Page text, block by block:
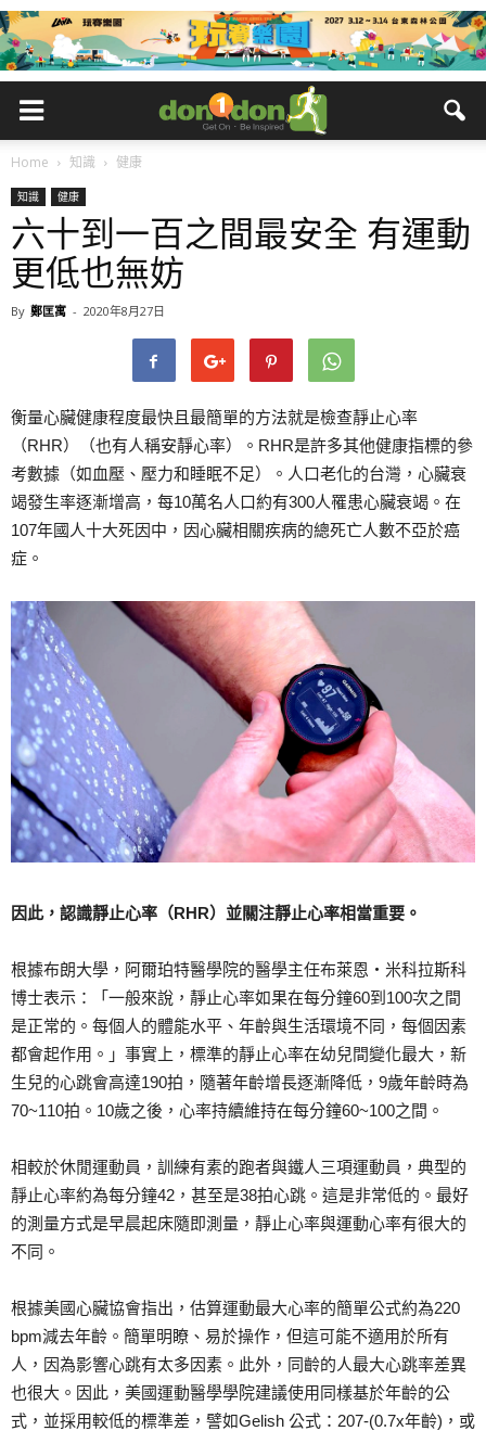
Home 知識 健康
知識 健康
六十到一百之間最安全 有運動
更低也無妨
By 鄭匡寓 - 2020年8月27日
衡量心臟健康程度最快且最簡單的方法就是檢查靜止心率
（RHR）（也有人稱安靜心率）。RHR是許多其他健康指標的參
考數據（如血壓、壓力和睡眠不足）。人口老化的台灣，心臟衰
竭發生率逐漸增高，每10萬名人口約有300人罹患心臟衰竭。在
107年國人十大死因中，因心臟相關疾病的總死亡人數不亞於癌
症。
因此，認識靜止心率（RHR）並關注靜止心率相當重要。
根據布朗大學，阿爾珀特醫學院的醫學主任布萊恩‧米科拉斯科
博士表示：「一般來說，靜止心率如果在每分鐘60到100次之間
是正常的。每個人的體能水平、年齡與生活環境不同，每個因素
都會起作用。」事實上，標準的靜止心率在幼兒間變化最大，新
生兒的心跳會高達190拍，隨著年齡增長逐漸降低，9歲年齡時為
70~110拍。10歲之後，心率持續維持在每分鐘60~100之間。
相較於休閒運動員，訓練有素的跑者與鐵人三項運動員，典型的
靜止心率約為每分鐘42，甚至是38拍心跳。這是非常低的。最好
的測量方式是早晨起床隨即測量，靜止心率與運動心率有很大的
不同。
根據美國心臟協會指出，估算運動最大心率的簡單公式約為220
bpm減去年齡。簡單明瞭、易於操作，但這可能不適用於所有
人，因為影響心跳有太多因素。此外，同齡的人最大心跳率差異
也很大。因此，美國運動醫學學院建議使用同樣基於年齡的公
式，並採用較低的標準差，譬如Gelish 公式：207-(0.7x年齡)，或